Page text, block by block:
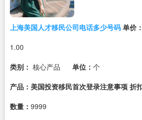
上海美国人才移民公司电话多少号码 单价：
1.00
类别： 核心产品 单位： 个
产品：美国投资移民首次登录注意事项 折
数量： 9999